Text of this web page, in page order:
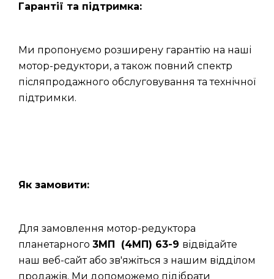
Гарантії та підтримка:
Ми пропонуємо розширену гарантію на наші
мотор-редуктори, а також повний спектр
післяпродажного обслуговування та технічної
підтримки.
Як замовити:
Для замовлення мотор-редуктора
планетарного 3МП (4МП) 63-9 відвідайте
наш веб-сайт або зв'яжіться з нашим відділом
продажів. Ми допоможемо підібрати